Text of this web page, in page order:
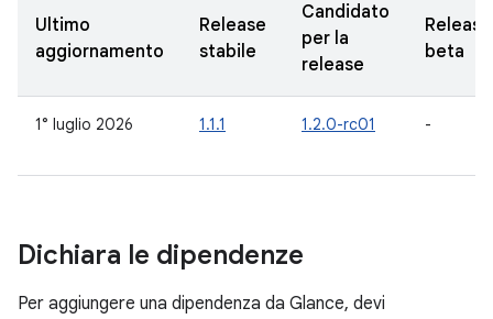
Ultimo
aggiornamento
Release
stabile
Candidato
per la
release
Release
beta
1° luglio 2026 1.1.1 1.2.0-rc01 -
Dichiara le dipendenze
Per aggiungere una dipendenza da Glance, devi